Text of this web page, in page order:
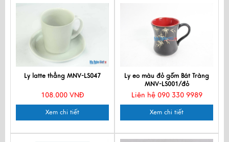
Ly latte thẳng MNV-LS047
108.000 VNĐ
Xem chi tiết
Ly eo màu đỏ gốm Bát Tràng
MNV-LS001/đỏ
Liên hệ 090 330 9989
Xem chi tiết